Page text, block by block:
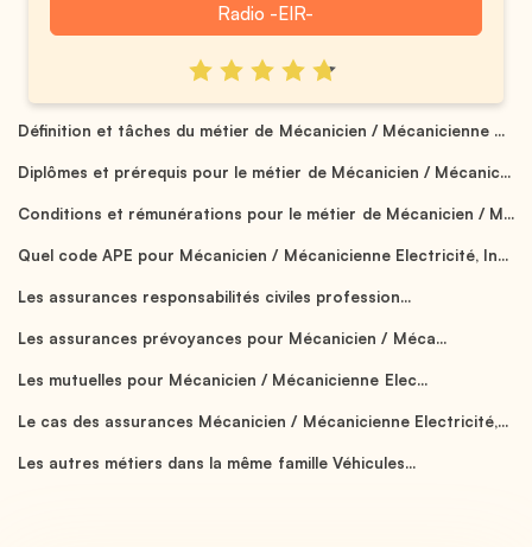
Radio -EIR-
Définition et tâches du métier de Mécanicien / Mécanicienne ...
Diplômes et prérequis pour le métier de Mécanicien / Mécanic...
Conditions et rémunérations pour le métier de Mécanicien / M...
Quel code APE pour Mécanicien / Mécanicienne Electricité, In...
Les assurances responsabilités civiles profession...
Les assurances prévoyances pour Mécanicien / Méca...
Les mutuelles pour Mécanicien / Mécanicienne Elec...
Le cas des assurances Mécanicien / Mécanicienne Electricité,...
Les autres métiers dans la même famille Véhicules...